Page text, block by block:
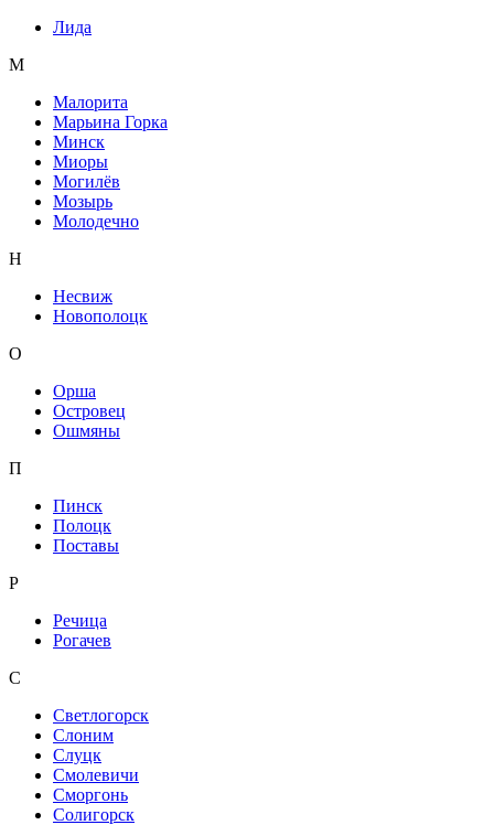
Лида
М
Малорита
Марьина Горка
Минск
Миоры
Могилёв
Мозырь
Молодечно
Н
Несвиж
Новополоцк
О
Орша
Островец
Ошмяны
П
Пинск
Полоцк
Поставы
Р
Речица
Рогачев
С
Светлогорск
Слоним
Слуцк
Смолевичи
Сморгонь
Солигорск